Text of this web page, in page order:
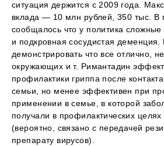
ситуация держится с 2009 года.
вклада — 10 млн рублей, 350 тыс. В
сообщалось что у политика сложные
и подкровная сосудистая деменция.
демонстрировать что все отлично, не
окружающих и т. Римантадин
профилактики гриппа после
семьи, но менее эффективен при
применении в семье, в которой
получали в профилактических
(вероятно, связано с передачей
препарату вирусов).